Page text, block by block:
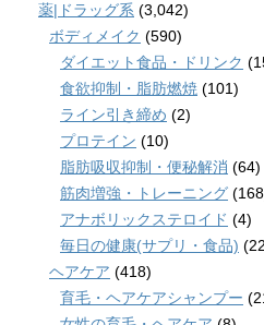
薬|ドラッグ系 (3,042)
ボディメイク (590)
ダイエット食品・ドリンク
食欲抑制・脂肪燃焼 (101)
ライン引き締め (2)
プロテイン (10)
脂肪吸収抑制・便秘解消 (64)
筋肉増強・トレーニング
アナボリックステロイド (4)
毎日の健康(サプリ・食品)
ヘアケア (418)
育毛・ヘアケアシャンプー